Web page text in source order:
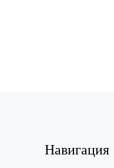
Навигация